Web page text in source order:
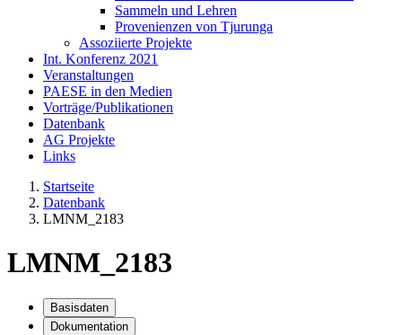
Sammeln und Lehren
Provenienzen von Tjurunga
Assoziierte Projekte
Int. Konferenz 2021
Veranstaltungen
PAESE in den Medien
Vorträge/Publikationen
Datenbank
AG Projekte
Links
Startseite
Datenbank
LMNM_2183
LMNM_2183
Basisdaten
Dokumentation